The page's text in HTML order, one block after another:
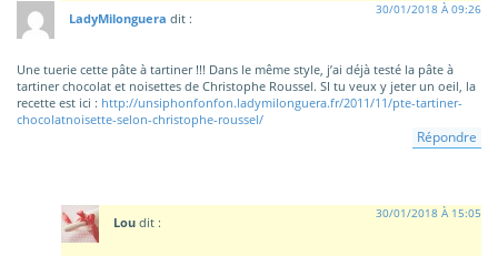
LadyMilonguera dit :
30/01/2018 À 09:26
Une tuerie cette pâte à tartiner !!! Dans le même style, j’ai déjà testé la pâte à
tartiner chocolat et noisettes de Christophe Roussel. SI tu veux y jeter un oeil, la
recette est ici : http://unsiphonfonfon.ladymilonguera.fr/2011/11/pte-tartiner-
chocolatnoisette-selon-christophe-roussel/
Répondre
Lou dit :
30/01/2018 À 15:05